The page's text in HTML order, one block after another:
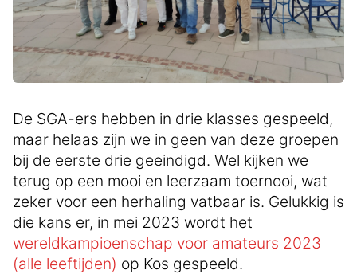
De SGA-ers hebben in drie klasses gespeeld,
maar helaas zijn we in geen van deze groepen
bij de eerste drie geeindigd. Wel kijken we
terug op een mooi en leerzaam toernooi, wat
zeker voor een herhaling vatbaar is. Gelukkig is
die kans er, in mei 2023 wordt het
wereldkampioenschap voor amateurs 2023
(alle leeftijden) op Kos gespeeld.